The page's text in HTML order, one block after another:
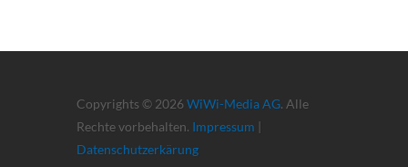
Copyrights © 2026 WiWi-Media AG. Alle
Rechte vorbehalten. Impressum |
Datenschutzerkärung